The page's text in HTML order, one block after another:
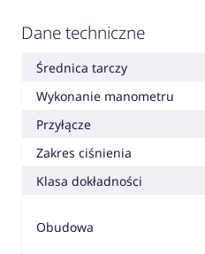
Dane techniczne
Średnica tarczy
Wykonanie manometru
Przyłącze
Zakres ciśnienia
Klasa dokładności
Obudowa